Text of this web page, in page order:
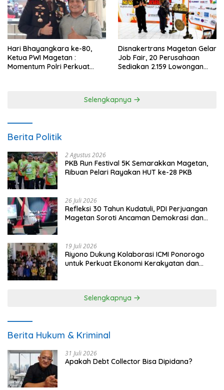
Hari Bhayangkara ke-80,
Ketua PWI Magetan :
Momentum Polri Perkuat
Disnakertrans Magetan Gelar
Job Fair, 20 Perusahaan
Sediakan 2.159 Lowongan
Selengkapnya
Berita Politik
2 Agustus 2026
PKB Run Festival 5K Semarakkan Magetan,
Ribuan Pelari Rayakan HUT ke-28 PKB
26 Juli 2026
Refleksi 30 Tahun Kudatuli, PDI Perjuangan
Magetan Soroti Ancaman Demokrasi dan
19 Juli 2026
Riyono Dukung Kolaborasi ICMI Ponorogo
untuk Perkuat Ekonomi Kerakyatan dan
Selengkapnya
Berita Hukum & Kriminal
31 Juli 2026
Apakah Debt Collector Bisa Dipidana?